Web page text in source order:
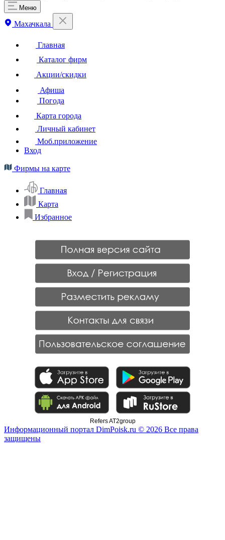
Меню
Махачкала
Главная
Каталог фирм
Акции/скидки
Афиша
Погода
Карта города
Личный кабинет
Моб.приложение
Вход
Фирмы на карте
Главная
Карта
Избранное
Refers AT2group
Информационный портал DimPoisk.ru © 2026 Все права
защищены